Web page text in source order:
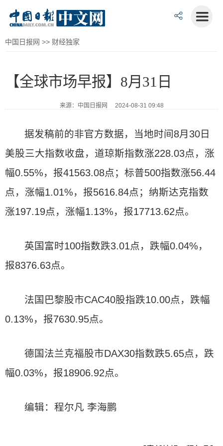
中国日报网 >> 财经独家
【全球市场早报】8月31日
来源：中国日报网 2024-08-31 09:48
据发稿前的非官方数据，当地时间8月30日
美股三大指数收盘，道琼斯指数涨228.03点，涨
幅0.55%，报41563.08点；标普500指数涨56.44
点，涨幅1.01%，报5616.84点；纳斯达克指数
涨197.19点，涨幅1.13%，报17713.62点。
英国富时100指数跌3.01点，跌幅0.04%，
报8376.63点。
法国巴黎股市CAC40股指跌10.00点，跌幅
0.13%，报7630.95点。
德国法兰克福股市DAX30指数跌5.65点，跌
幅0.03%，报18906.92点。
编辑：程尔凡 李海鹏